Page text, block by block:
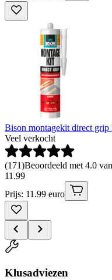
Bison montagekit direct grip
Veel verkocht
(171)Beoordeeld met 4.0
11 .99
Prijs: 11.99 euro
Klusadviezen